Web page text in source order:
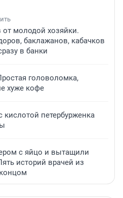
молодой хозяйки.
баклажанов, кабачков
в банки
головоломка,
хуже кофе
петербурженка
с яйцо и вытащили
историй врачей из